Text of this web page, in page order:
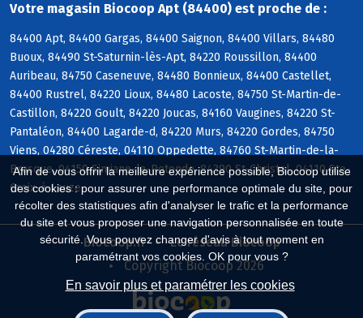
Afin de vous offrir la meilleure expérience possible, Biocoop utilise
des cookies : pour assurer une performance optimale du site, pour
récolter des statistiques afin d'analyser le trafic et la performance
du site et vous proposer une navigation personnalisée en toute
sécurité. Vous pouvez changer d'avis à tout moment en
paramétrant vos cookies. OK pour vous ?
En savoir plus et paramétrer les cookies
Votre magasin Biocoop Apt (84400) est proche de :
84400 Apt, 84400 Gargas, 84400 Saignon, 84400 Villars, 84480
Buoux, 84490 St-Saturnin-lès-Apt, 84220 Roussillon, 84400
Auribeau, 84750 Caseneuve, 84480 Bonnieux, 84400 Castellet,
84400 Rustrel, 84220 Lioux, 84480 Lacoste, 84750 St-Martin-de-
Castillon, 84220 Goult, 84220 Joucas, 84160 Vaugines, 84220 St-
Pantaléon, 84400 Lagarde-d, 84220 Murs, 84220 Gordes, 84750
Viens, 04280 Céreste, 04110 Oppedette, 84760 St-Martin-de-la-
Brasque, 04150 Simiane-la-Rotonde, 84390 St-Christol, 04110 Ste-
Croix-à-Lauze
Biocoop.fr
Le réseau Biocoop
Copyright Biocoop 2026